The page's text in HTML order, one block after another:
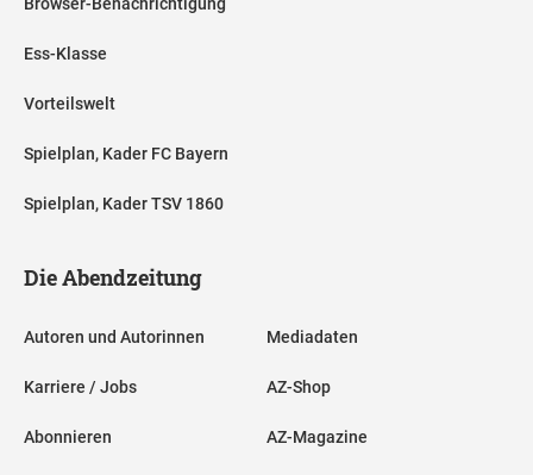
Ess-Klasse
Vorteilswelt
Spielplan, Kader FC Bayern
Spielplan, Kader TSV 1860
Die Abendzeitung
Autoren und Autorinnen
Karriere / Jobs
Abonnieren
Mediadaten
AZ-Shop
AZ-Magazine